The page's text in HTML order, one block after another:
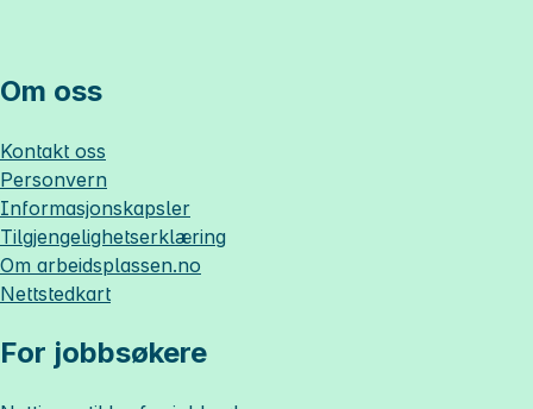
Om oss
Kontakt oss
Personvern
Informasjonskapsler
Tilgjengelighetserklæring
Om arbeidsplassen.no
Nettstedkart
For jobbsøkere